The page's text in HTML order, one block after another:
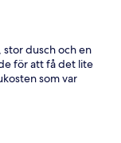
dusch och en
för att få det lite
som var